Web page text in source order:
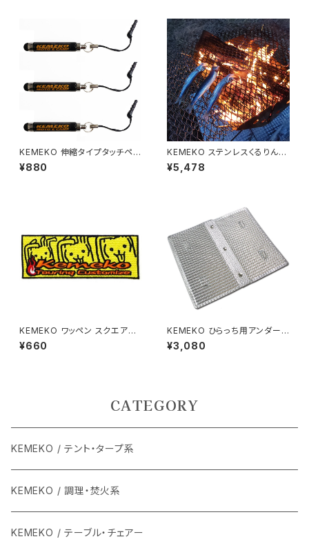
KEMEKO 伸縮タイプタッチペン
3個セット 便利なクリップ1個付
き オーチャクリール交換対応可
¥880
KEMEKO ステンレスくるりんぱ
Mサイズ 380×330mm くるく
る巻ける焼網
¥5,478
KEMEKO ワッペン スクエアー
スリーぴゃー けめこワッペン
¥660
KEMEKO ひらっち用アンダーパ
ネル 遮熱アンダーパネル＆ウイ
ンドスクリーン ケメコ
¥3,080
CATEGORY
KEMEKO / テント・タープ系
KEMEKO / 調理・焚火系
KEMEKO / テーブル・チェアー